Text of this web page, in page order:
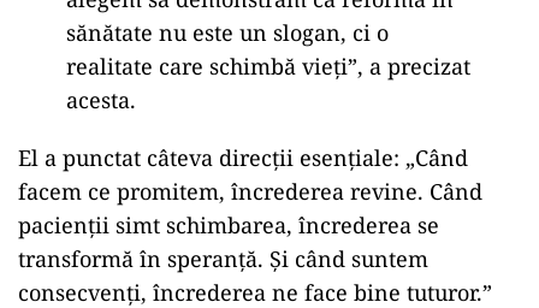
sănătate nu este un slogan, ci o
realitate care schimbă vieți”, a precizat
acesta.
El a punctat câteva direcții esențiale: „Când
facem ce promitem, încrederea revine. Când
pacienții simt schimbarea, încrederea se
transformă în speranță. Și când suntem
consecvenți, încrederea ne face bine tuturor.”